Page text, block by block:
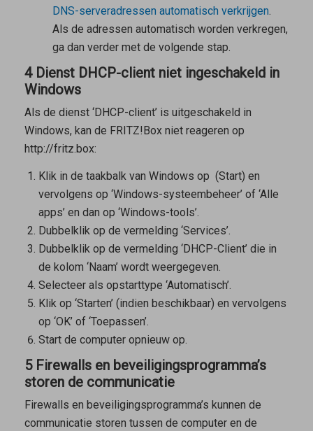
DNS-serveradressen automatisch verkrijgen.
Als de adressen automatisch worden verkregen,
ga dan verder met de volgende stap.
4 Dienst DHCP-client niet ingeschakeld in
Windows
Als de dienst ‘DHCP-client’ is uitgeschakeld in
Windows, kan de FRITZ!Box niet reageren op
http://fritz.box:
Klik in de taakbalk van Windows op (Start) en
vervolgens op ‘Windows-systeembeheer’ of ‘Alle
apps’ en dan op ‘Windows-tools’.
Dubbelklik op de vermelding ‘Services’.
Dubbelklik op de vermelding ‘DHCP-Client’ die in
de kolom ‘Naam’ wordt weergegeven.
Selecteer als opstarttype ‘Automatisch’.
Klik op ‘Starten’ (indien beschikbaar) en vervolgens
op ‘OK’ of ‘Toepassen’.
Start de computer opnieuw op.
5 Firewalls en beveiligingsprogramma’s
storen de communicatie
Firewalls en beveiligingsprogramma’s kunnen de
communicatie storen tussen de computer en de